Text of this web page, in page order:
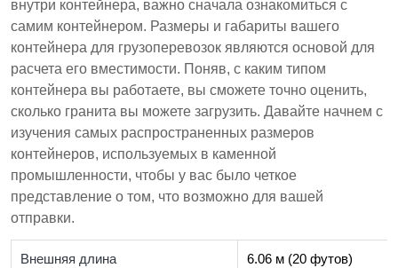
внутри контейнера, важно сначала ознакомиться с
самим контейнером. Размеры и габариты вашего
контейнера для грузоперевозок являются основой для
расчета его вместимости. Поняв, с каким типом
контейнера вы работаете, вы сможете точно оценить,
сколько гранита вы можете загрузить. Давайте начнем с
изучения самых распространенных размеров
контейнеров, используемых в каменной
промышленности, чтобы у вас было четкое
представление о том, что возможно для вашей
отправки.
Внешняя длина 6.06 м (20 футов)